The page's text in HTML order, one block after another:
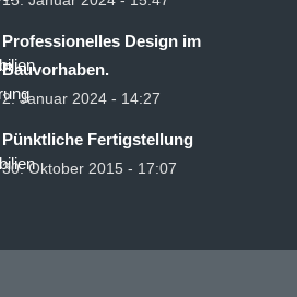
Professionelles Design im
Bauvorhaben.
2. Januar 2024 - 14:27
Pünktliche Fertigstellung
30. Oktober 2015 - 17:07